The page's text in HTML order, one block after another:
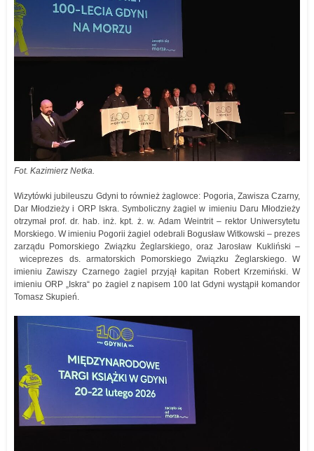
Fot. Kazimierz Netka.
Wizytówki jubileuszu Gdyni to również żaglowce: Pogoria, Zawisza Czarny,
Dar Młodzieży i ORP Iskra. Symboliczny żagiel w imieniu Daru Młodzieży
otrzymał prof. dr. hab. inż. kpt. ż. w. Adam Weintrit – rektor Uniwersytetu
Morskiego. W imieniu Pogorii żagiel odebrali Bogusław Witkowski – prezes
zarządu Pomorskiego Związku Żeglarskiego, oraz Jarosław Kukliński –
wiceprezes ds. armatorskich Pomorskiego Związku Żeglarskiego. W
imieniu Zawiszy Czarnego żagiel przyjął kapitan Robert Krzemiński. W
imieniu ORP „Iskra“ po żagiel z napisem 100 lat Gdyni wystąpił komandor
Tomasz Skupień.